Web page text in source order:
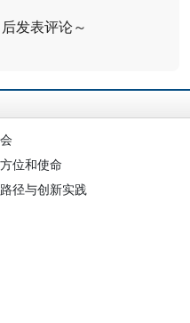
后发表评论～
位和使命
径与创新实践